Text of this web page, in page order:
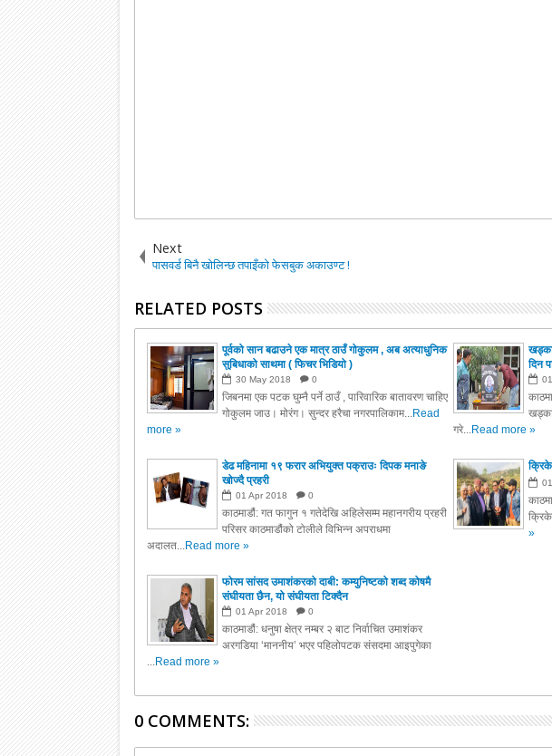
Next
पासवर्ड बिनै खोलिन्छ तपाइँको फेसबुक अकाउण्ट !
RELATED POSTS
पूर्वको सान बढाउने एक मात्र ठाउँ गोकुलम , अब अत्याधुनिक
सुबिधाको साथमा ( फिचर भिडियो )
30 May 2018 0
जिबनमा एक पटक घुम्नै पर्ने ठाउँ , पारिवारिक बातावरण चाहिए
गोकुलम जाउ। मोरंग। सुन्दर हरैचा नगरपालिकाम...Read
more »
दिन
01
गरे...Read more »
डेढ महिनामा १९ फरार अभियुक्त पक्राउः दिपक मनाङे
खोज्दै प्रहरी
01 Apr 2018 0
काठमाडौं: गत फागुन १ गतेदेखि अहिलेसम्म महानगरीय प्रहरी
परिसर काठमाडौंको टोलीले विभिन्न अपराधमा
अदालत...Read more »
01
»
फोरम सांसद उमाशंकरको दाबी: कम्युनिष्टको शब्द कोषमै
संघीयता छैन, यो संघीयता टिक्दैन
01 Apr 2018 0
काठमाडौं: धनुषा क्षेत्र नम्बर २ बाट निर्वाचित उमाशंकर
अरगडिया ‘माननीय’ भएर पहिलोपटक संसदमा आइपुगेका
...Read more »
0 COMMENTS: